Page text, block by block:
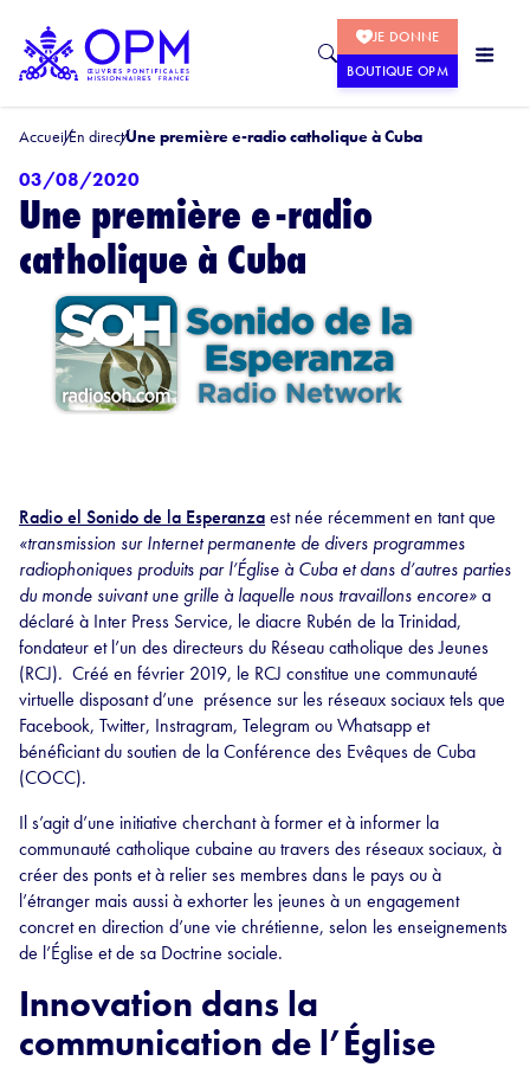
JE DONNE
BOUTIQUE OPM
AccueilEn directUne première e-radio catholique à Cuba
03/08/2020
Une première e-radio
catholique à Cuba
Radio el Sonido de la Esperanzaest née récemment en tant que
«transmission sur Internet permanente de divers programmes
radiophoniques produits par l’Église à Cuba et dans d’autres parties
du monde suivant une grille à laquelle nous travaillons encore»a
déclaré à Inter Press Service, le diacre Rubén de la Trinidad,
fondateur et l’un des directeurs du Réseau catholique des Jeunes
(RCJ). Créé en février 2019, le RCJ constitue une communauté
virtuelle disposant d’une présence sur les réseaux sociaux tels que
Facebook, Twitter, Instragram, Telegram ou Whatsapp et
bénéficiant du soutien de la Conférence des Evêques de Cuba
(COCC).
Il s’agit d’une initiative cherchant à former et à informer la
communauté catholique cubaine au travers des réseaux sociaux, à
créer des ponts et à relier ses membres dans le pays ou à
l’étranger mais aussi à exhorter les jeunes à un engagement
concret en direction d’une vie chrétienne, selon les enseignements
de l’Église et de sa Doctrine sociale.
Innovation dans la
communication de l’Église